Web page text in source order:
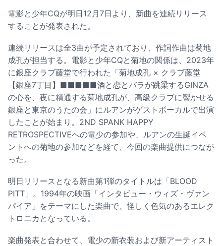
電影と少年CQが明日12月7日より、新曲を連続リリース
することが発表された。
連続リリースは全3曲が予定されており、作詞作曲は菊地
成孔が担当する。電影と少年CQと菊地の関係は、2023年
に銀座クラブ藤堂で行われた「菊地成孔 × クラブ藤堂
【銀座7丁目】■■■■■酒と恋とバラが跳梁するGINZA
の心を、夜に精通する菊地成孔が、高級クラブに響かせる
銀座と東京のうたの会」にルアンがゲストボーカルで出演
したことが始まり。2ND SPANK HAPPY
RETROSPECTIVEへの電少の参加や、ルアンの生誕イベ
ントへの菊地の参加などを経て、今回の楽曲提供につなが
った。
明日リリースとなる新曲第1弾のタイトルは「BLOOD
PITT」。1994年の映画「インタビュー・ウィズ・ヴァン
パイア」をテーマにした楽曲で、怪しく色気のあるエレク
トロニカとなっている。
楽曲発表と合わせて、電少の新衣装および新アーティスト